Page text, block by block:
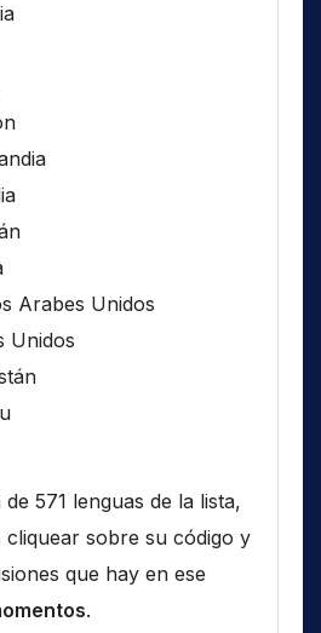
Arabes Unidos
Unidos
571 lenguas de la lista,
cliquear sobre su código y
que hay en ese
.